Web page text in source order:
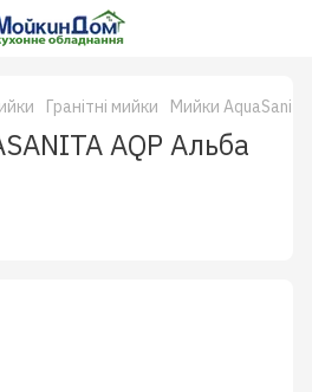
Гранітні мийки Мийки AquaSanita
AQP Альба